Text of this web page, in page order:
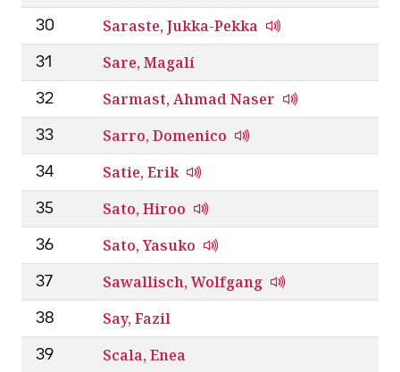
30 Saraste, Jukka-Pekka
31 Sare, Magalí
32 Sarmast, Ahmad Naser
33 Sarro, Domenico
34 Satie, Erik
35 Sato, Hiroo
36 Sato, Yasuko
37 Sawallisch, Wolfgang
38 Say, Fazil
39 Scala, Enea